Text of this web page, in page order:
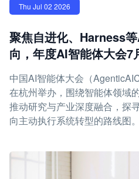
Thu Jul 02 2026
聚焦自进化、Harness
向，年度AI智能体大会7
中国AI智能体大会（
在杭州举办，围绕智能体领域
推动研究与产业深度融合，探
向主动执行系统转型的路线图。